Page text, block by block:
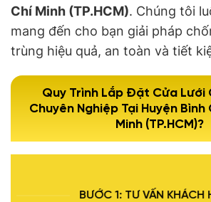
Chí Minh (TP.HCM). Chúng tôi
mang đến cho bạn giải pháp
trùng hiệu quả, an toàn và tiết
Quy Trình Lắp Đặt Cửa Lưới
Chuyên Nghiệp Tại Huyện Bình
Minh (TP.HCM)?
BƯỚC 1: TƯ VẤN KHÁCH